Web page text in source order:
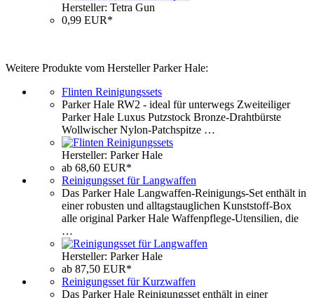
Hersteller: Tetra Gun
0,99 EUR*
Weitere Produkte vom Hersteller Parker Hale:
Flinten Reinigungssets
Parker Hale RW2 - ideal für unterwegs Zweiteiliger
Parker Hale Luxus Putzstock Bronze-Drahtbürste
Wollwischer Nylon-Patchspitze …
Hersteller: Parker Hale
ab 68,60 EUR*
Reinigungsset für Langwaffen
Das Parker Hale Langwaffen-Reinigungs-Set enthält in
einer robusten und alltagstauglichen Kunststoff-Box
alle original Parker Hale Waffenpflege-Utensilien, die
…
Hersteller: Parker Hale
ab 87,50 EUR*
Reinigungsset für Kurzwaffen
Das Parker Hale Reinigungsset enthält in einer